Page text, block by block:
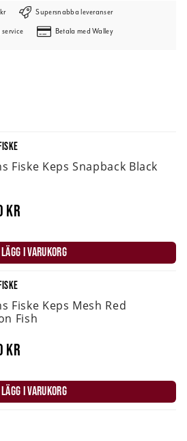
Supersnabba leveranser
Betala med Walley
Fiske Keps Snapback Black
kr
LÄGG I VARUKORG
Fiske Keps Mesh Red
Fish
kr
LÄGG I VARUKORG